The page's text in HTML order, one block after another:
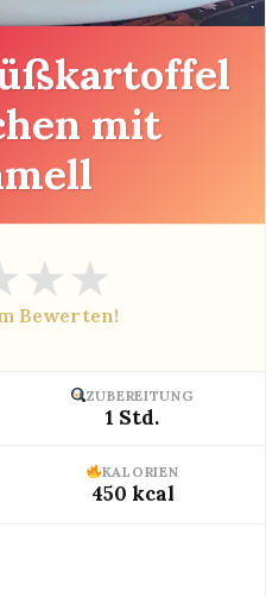
mit
★★
Bewerten!
ZUBEREITUNG
1 Std.
KALORIEN
450 kcal